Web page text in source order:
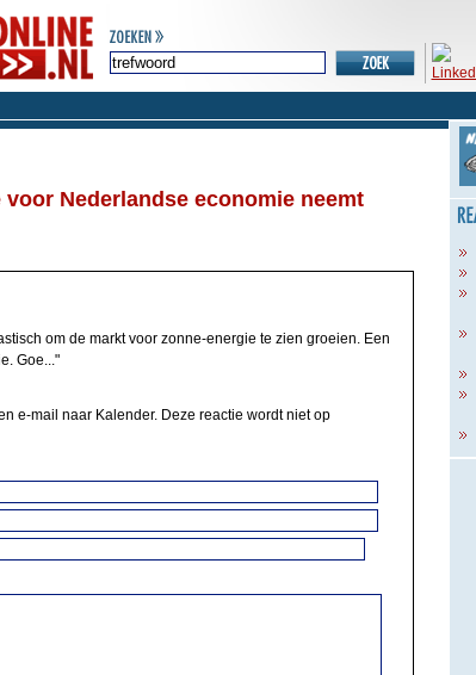
Nederlandse economie neemt
om de markt voor zonne-energie te zien groeien. Een
Goe..."
e-mail naar Kalender. Deze reactie wordt niet op